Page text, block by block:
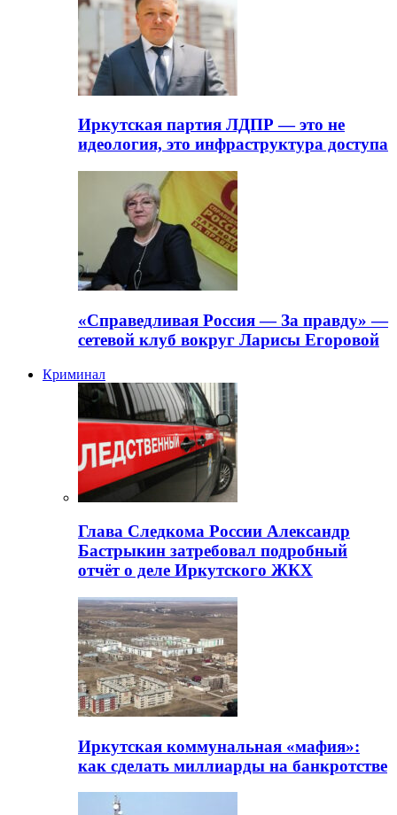
Иркутская партия ЛДПР — это не
идеология, это инфраструктура доступа
«Справедливая Россия — За правду» —
сетевой клуб вокруг Ларисы Егоровой
Криминал
Глава Следкома России Александр
Бастрыкин затребовал подробный
отчёт о деле Иркутского ЖКХ
Иркутская коммунальная «мафия»:
как сделать миллиарды на банкротстве